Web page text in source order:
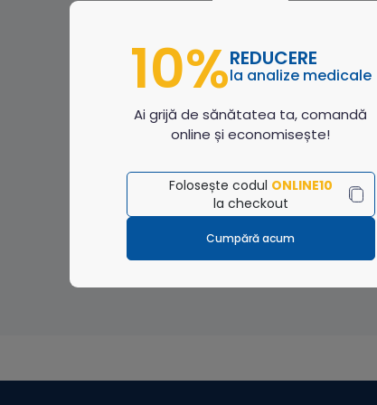
10%REDUCERE
la analize medicale
Ai grijă de sănătatea ta, comandă
online și economisește!
Folosește codul ONLINE10
la checkout
Cumpără acum